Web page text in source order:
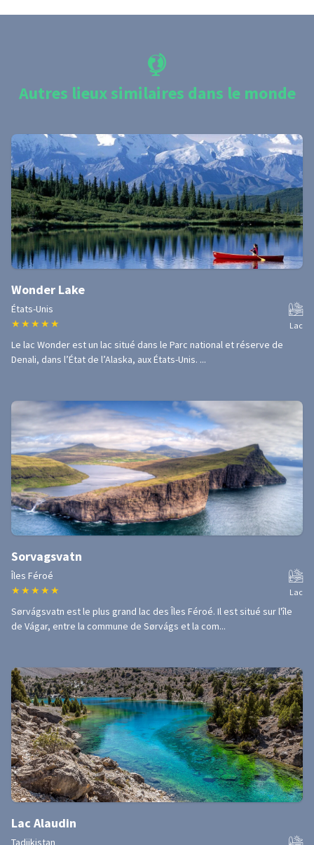
Autres lieux similaires dans le monde
Wonder Lake
États-Unis
★ ★ ★ ★ ★ Lac
Le lac Wonder est un lac situé dans le Parc national et réserve de
Denali, dans l’État de l’Alaska, aux États-Unis. ...
Sorvagsvatn
Îles Féroé
★ ★ ★ ★ ★ Lac
Sørvágsvatn est le plus grand lac des Îles Féroé. Il est situé sur l'île
de Vágar, entre la commune de Sørvágs et la com...
Lac Alaudin
Tadjikistan